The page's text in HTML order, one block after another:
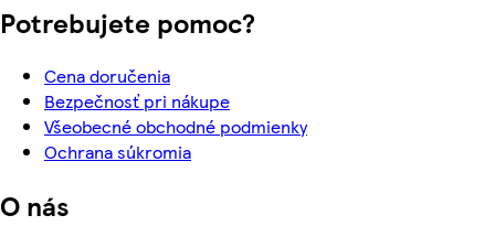
Potrebujete pomoc?
Cena doručenia
Bezpečnosť pri nákupe
Všeobecné obchodné podmienky
Ochrana súkromia
O nás